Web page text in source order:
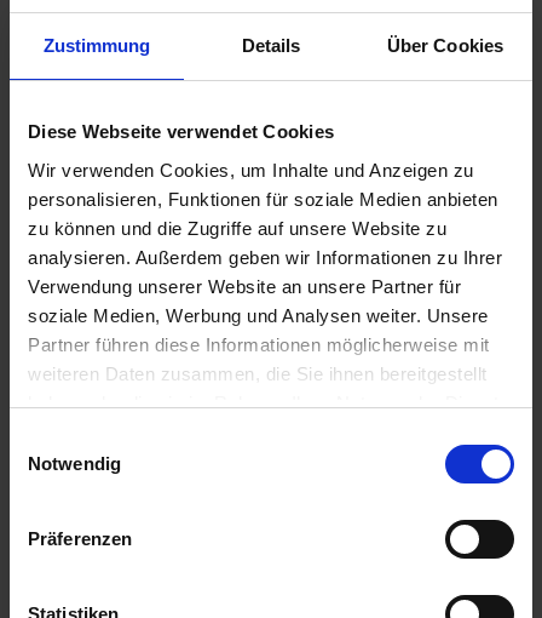
Zustimmung Details Über Cookies
Diese Webseite verwendet Cookies
Wir verwenden Cookies, um Inhalte und Anzeigen zu
personalisieren, Funktionen für soziale Medien anbieten
zu können und die Zugriffe auf unsere Website zu
analysieren. Außerdem geben wir Informationen zu Ihrer
Verwendung unserer Website an unsere Partner für
soziale Medien, Werbung und Analysen weiter. Unsere
Partner führen diese Informationen möglicherweise mit
weiteren Daten zusammen, die Sie ihnen bereitgestellt
haben oder die sie im Rahmen Ihrer Nutzung der Dienste
Cookies, wenn Sie unsere Webseite weiterhin nutzen.
Notwendig
Präferenzen
Statistiken
posséder une licence pour chaque matériel sur lequel le
logiciel doit être utilisé. Tous les utilisateurs de ce
2025est rétroactivement compatible, c'est-à-dire qu'elle
peut par exemple être utilisée en association
avecMicrosoft Windows Server 2022.
Spécification